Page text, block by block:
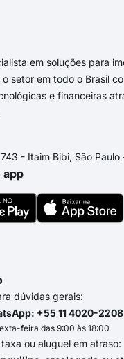
em soluções para
setor em todo o Brasil
e financeiras
- Itaim Bibi, São
app
dúvidas gerais:
+55 11 4020-2208
feira das 9:00 às 18:00
ou aluguel em atraso: